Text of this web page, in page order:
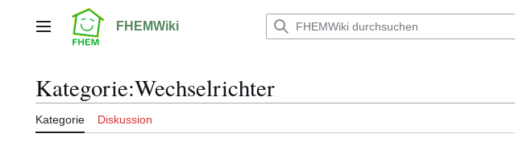
springenHauptmenü FHEMWiki
Kategorie:Wechselrichter
Kategorie Diskussion